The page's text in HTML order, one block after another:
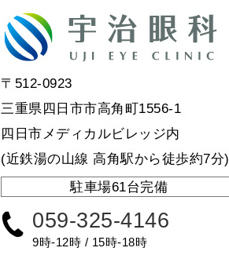
〒512-0923
三重県四日市市高角町1556-1
四日市メディカルビレッジ内
(近鉄湯の山線 高角駅から徒歩約7分)
駐車場61台完備
059-325-4146
9時-12時 / 15時-18時